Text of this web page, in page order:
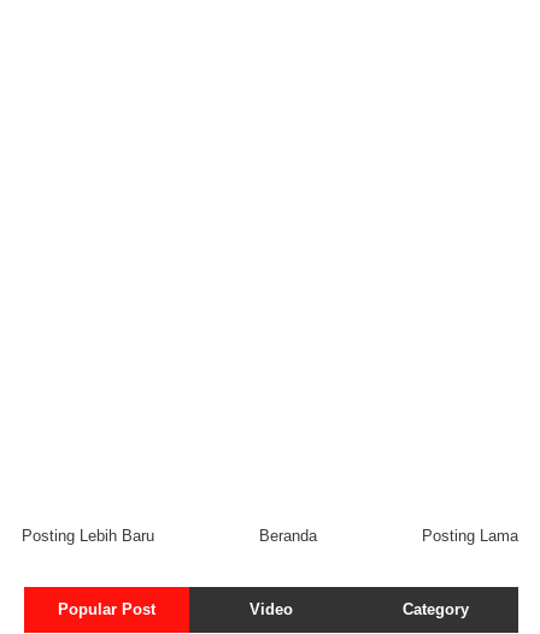
Posting Lebih Baru Posting Lama
Beranda
Popular Post Video Category